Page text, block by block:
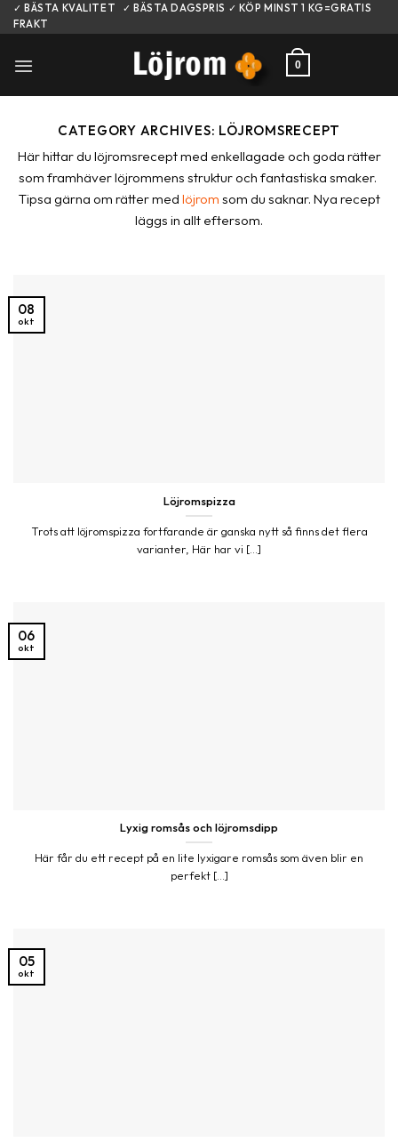
Skip
to
✓ BÄSTA KVALITET ✓ BÄSTA DAGSPRIS ✓ KÖP MINST 1 KG=GRATIS
FRAKT
0
CATEGORY ARCHIVES: LÖJROMSRECEPT
Här hittar du löjromsrecept med enkellagade och goda rätter
som framhäver löjrommens struktur och fantastiska smaker.
Tipsa gärna om rätter med löjrom som du saknar. Nya recept
läggs in allt eftersom.
Löjromspizza
Trots att löjromspizza fortfarande är ganska nytt så finns det flera
varianter, Här har vi [...]
08
okt
Lyxig romsås och löjromsdipp
Här får du ett recept på en lite lyxigare romsås som även blir en
perfekt [...]
06
okt
05
okt